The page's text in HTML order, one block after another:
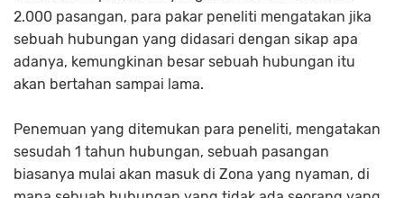
2.000 pasangan, para pakar peneliti mengatakan jika
sebuah hubungan yang didasari dengan sikap apa
adanya, kemungkinan besar sebuah hubungan itu
akan bertahan sampai lama.
Penemuan yang ditemukan para peneliti, mengatakan
sesudah 1 tahun hubungan, sebuah pasangan
biasanya mulai akan masuk di Zona yang nyaman, di